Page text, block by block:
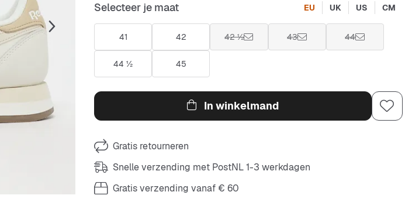
Selecteer je maat EU UK US CM
41 42 42 ½ 43 44
44 ½ 45
In winkelmand
Gratis retourneren
Snelle verzending met PostNL 1-3 werkdagen
Gratis verzending vanaf € 60